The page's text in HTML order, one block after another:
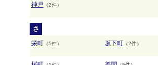
神戸 （2件）
さ
栄町 （5件） 坂下町 （2件）